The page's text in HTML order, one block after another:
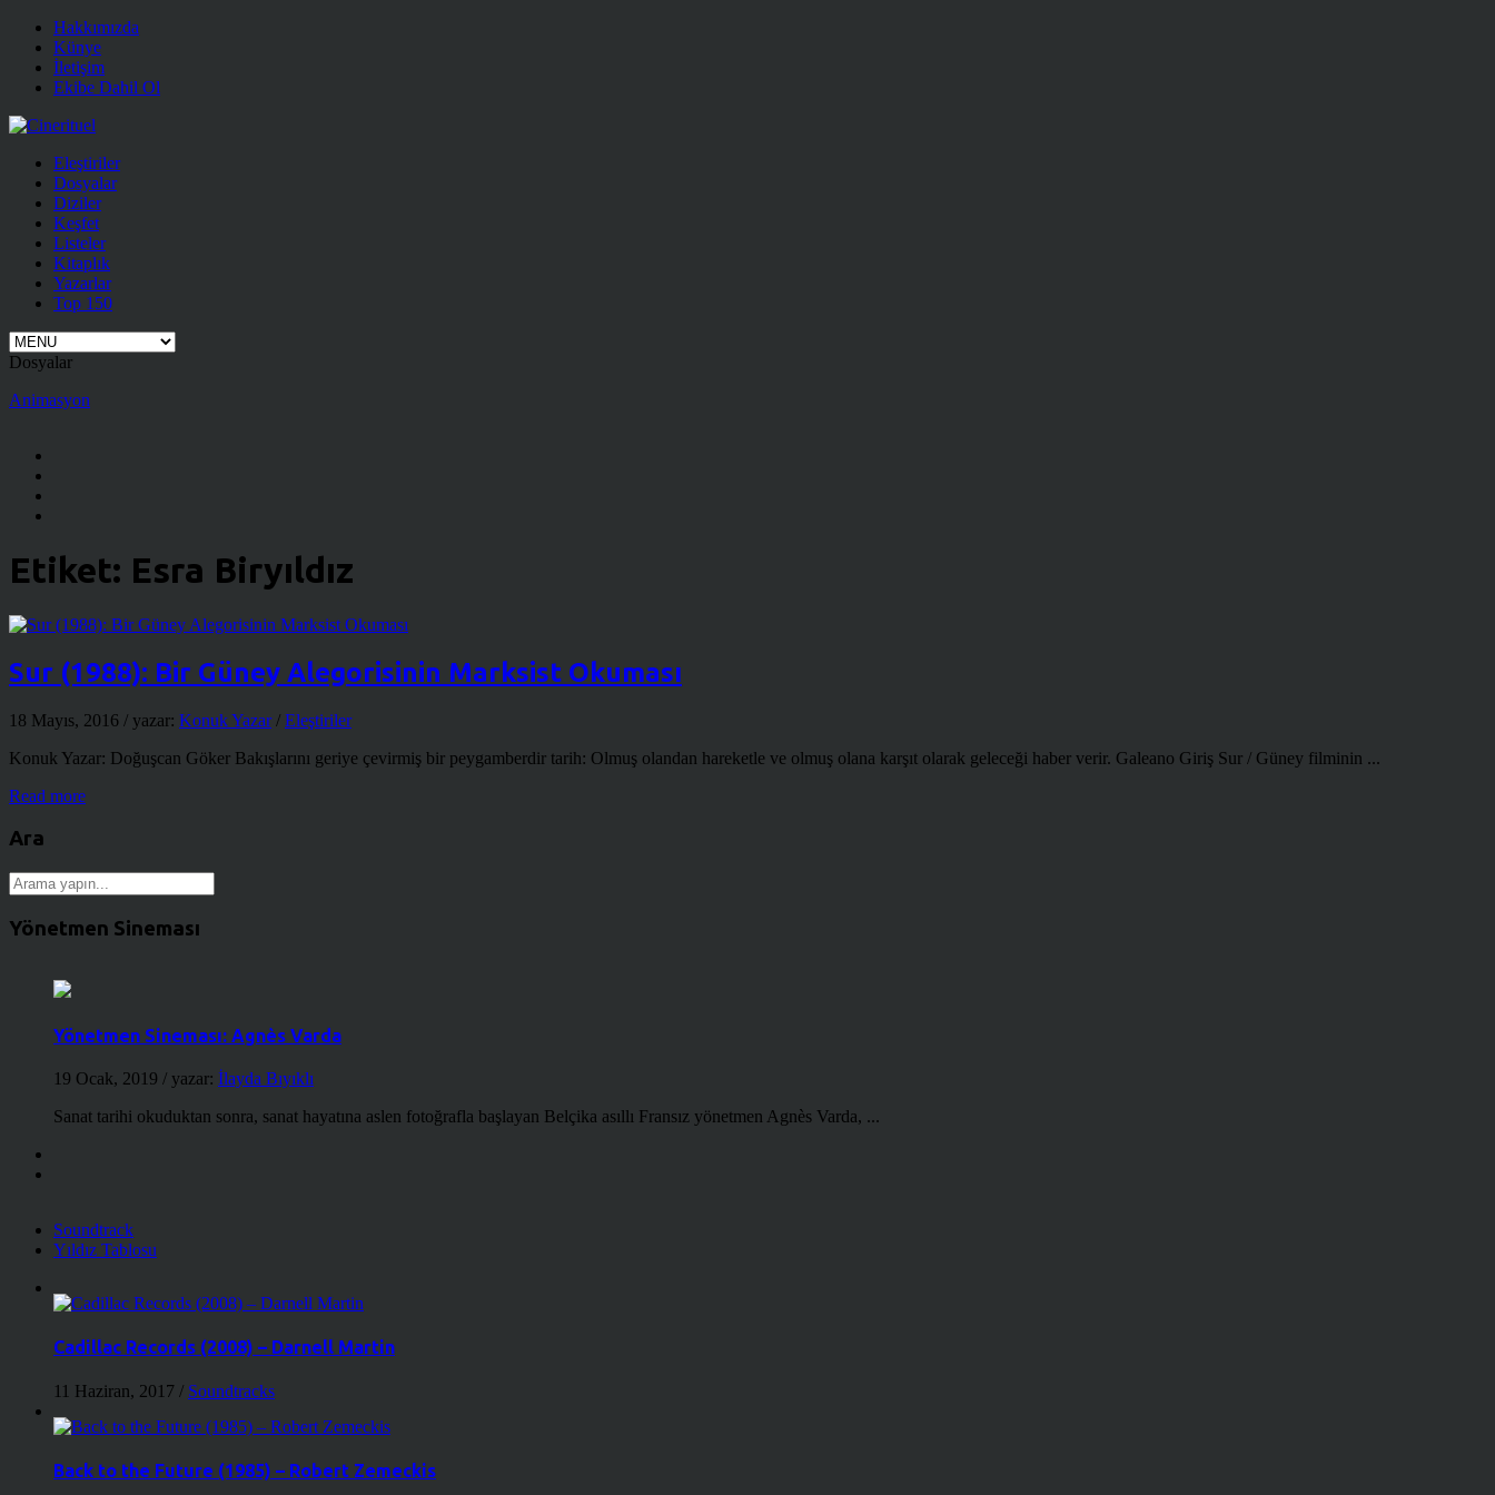
Hakkımızda
Künye
İletişim
Ekibe Dahil Ol
Eleştiriler
Dosyalar
Diziler
Keşfet
Listeler
Kitaplık
Yazarlar
Top 150
Dosyalar
Animasyon
Etiket: Esra Biryıldız
Sur (1988): Bir Güney Alegorisinin Marksist Okuması
18 Mayıs, 2016 / yazar: Konuk Yazar/ Eleştiriler
Konuk Yazar: Doğuşcan Göker Bakışlarını geriye çevirmiş bir peygamberdir tarih: Olmuş olandan hareketle ve olmuş olana karşıt olarak geleceği haber verir. Galeano Giriş Sur / Güney filminin ...
Read more
Ara
Yönetmen Sineması
Yönetmen Sineması: Agnès Varda
19 Ocak, 2019 / yazar: İlayda Bıyıklı
Sanat tarihi okuduktan sonra, sanat hayatına aslen fotoğrafla başlayan Belçika asıllı Fransız yönetmen Agnès Varda, ...
Soundtrack
Yıldız Tablosu
Cadillac Records (2008) – Darnell Martin
11 Haziran, 2017 / Soundtracks
Back to the Future (1985) – Robert Zemeckis